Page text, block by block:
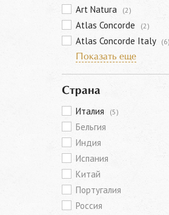
Art Natura (2)
Atlas Concorde (2)
Atlas Concorde Italy (6)
Показать еще
Страна
Италия (5)
Бельгия
Индия
Испания
Китай
Португалия
Россия